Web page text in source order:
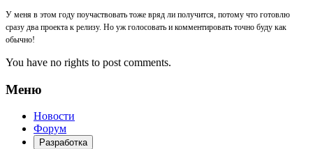
У меня в этом году поучаствовать тоже вряд ли получится, потому что готовлю
сразу два проекта к релизу. Но уж голосовать и комментировать точно буду как
обычно!
You have no rights to post comments.
Меню
Новости
Форум
Разработка